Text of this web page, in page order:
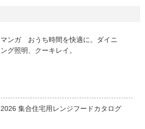
マンガ おうち時間を快適に。ダイニ
ング照明、クーキレイ。
2026 集合住宅用レンジフードカタログ